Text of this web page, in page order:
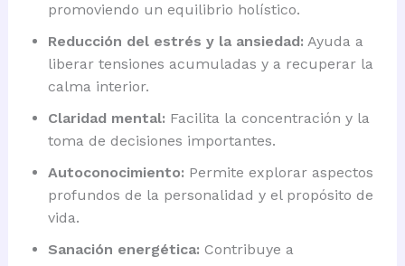
promoviendo un equilibrio holístico.
Reducción del estrés y la ansiedad: Ayuda a
liberar tensiones acumuladas y a recuperar la
calma interior.
Claridad mental: Facilita la concentración y la
toma de decisiones importantes.
Autoconocimiento: Permite explorar aspectos
profundos de la personalidad y el propósito de
vida.
Sanación energética: Contribuye a